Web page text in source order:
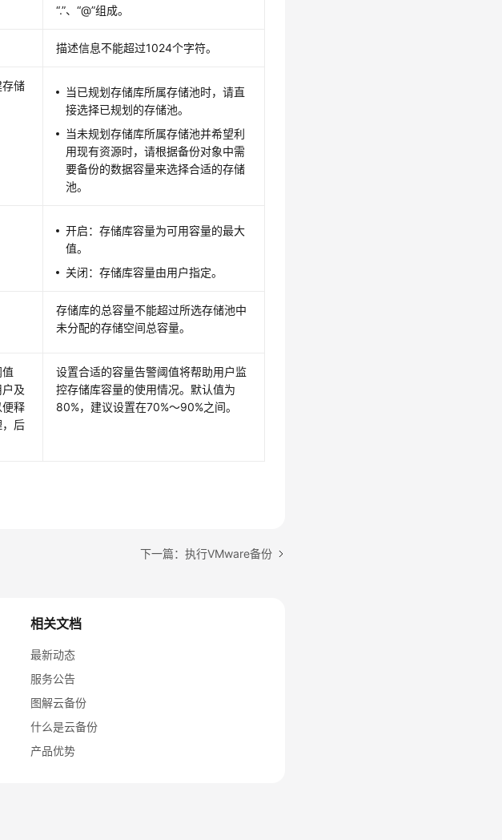
“.”、“@”组成。
描述信息不能超过1024个字符。
储
当已规划存储库所属存储池时，请直
接选择已规划的存储池。
当未规划存储库所属存储池并希望利
用现有资源时，请根据备份对象中需
要备份的数据容量来选择合适的存储
池。
开启：存储库容量为可用容量的最大
值。
关闭：存储库容量由用户指定。
存储库的总容量不能超过所选存储池中
未分配的存储空间总容量。
及
便释
后
设置合适的容量告警阈值将帮助用户监
控存储库容量的使用情况。默认值为
80%，建议设置在70%～90%之间。
下一篇：执行VMware备份
相关文档
最新动态
服务公告
图解云备份
什么是云备份
产品优势